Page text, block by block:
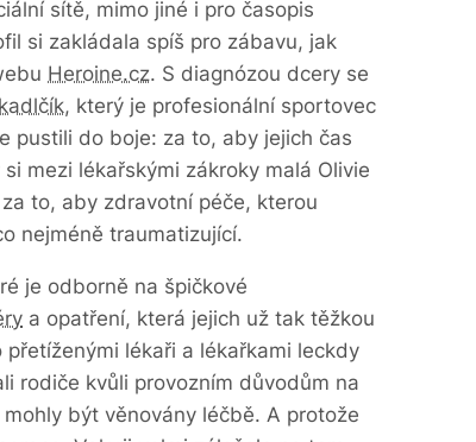
sítě, mimo jiné i pro časopis
si zakládala spíš pro zábavu, jak
Heroine.cz. S diagnózou dcery se
, který je profesionální sportovec
pustili do boje: za to, aby jejich čas
mezi lékařskými zákroky malá Olivie
to, aby zdravotní péče, kterou
nejméně traumatizující.
je odborně na špičkové
a opatření, která jejich už tak těžkou
lékaři a lékařkami leckdy
rodiče kvůli provozním důvodům na
být věnovány léčbě. A protože